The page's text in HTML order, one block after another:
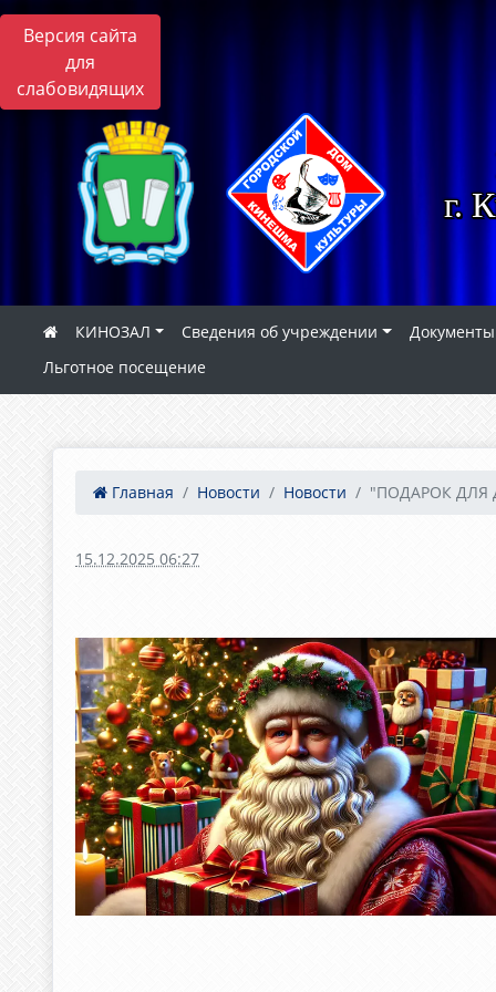
Версия сайта
для
слабовидящих
г.
КИНОЗАЛ Сведения об учреждении
Документы
Льготное посещение
Главная Новости Новости "ПОДАРОК ДЛЯ
15.12.2025 06:27